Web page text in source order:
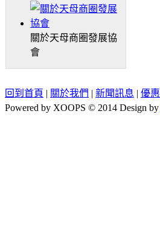
關於天母商圈發展協
會
回到首頁 | 關於我們 | 新聞訊息 | 優
Powered by XOOPS © 2014 Design by